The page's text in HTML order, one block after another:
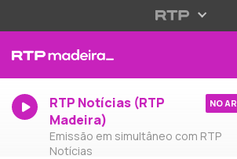
RTP Notícias (RTP
Madeira)
Emissão em simultâneo com RTP
Notícias
NO AR